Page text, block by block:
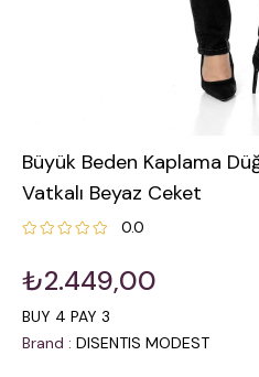
Büyük Beden Kaplama
Vatkalı Beyaz Ceket
0.0
₺2.449,00
BUY 4 PAY 3
Brand : DISENTIS MODEST